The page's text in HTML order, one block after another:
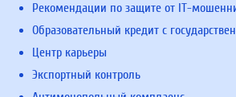
Рекомендации по защите от IT-
Образовательный кредит с
Центр карьеры
Экспортный контроль